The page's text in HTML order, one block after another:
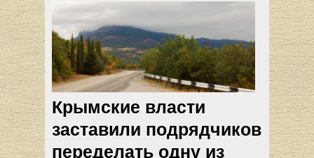
Крымские власти
заставили подрядчиков
переделать одну из